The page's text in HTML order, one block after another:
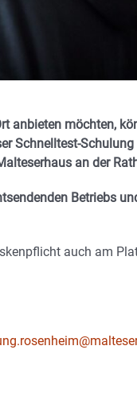
anbieten möchten,
Schnelltest-
an der
Betriebs
auch am